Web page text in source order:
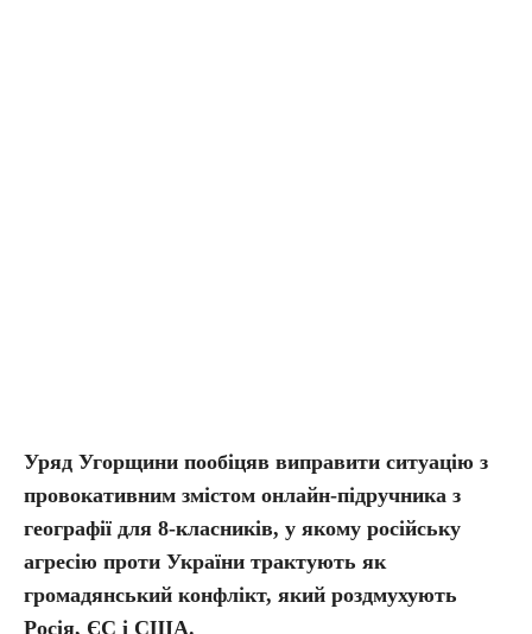
Уряд Угорщини пообіцяв виправити ситуацію з
провокативним змістом онлайн-підручника з
географії для 8-класників, у якому російську
агресію проти України трактують як
громадянський конфлікт, який роздмухують
Росія, ЄС і США.